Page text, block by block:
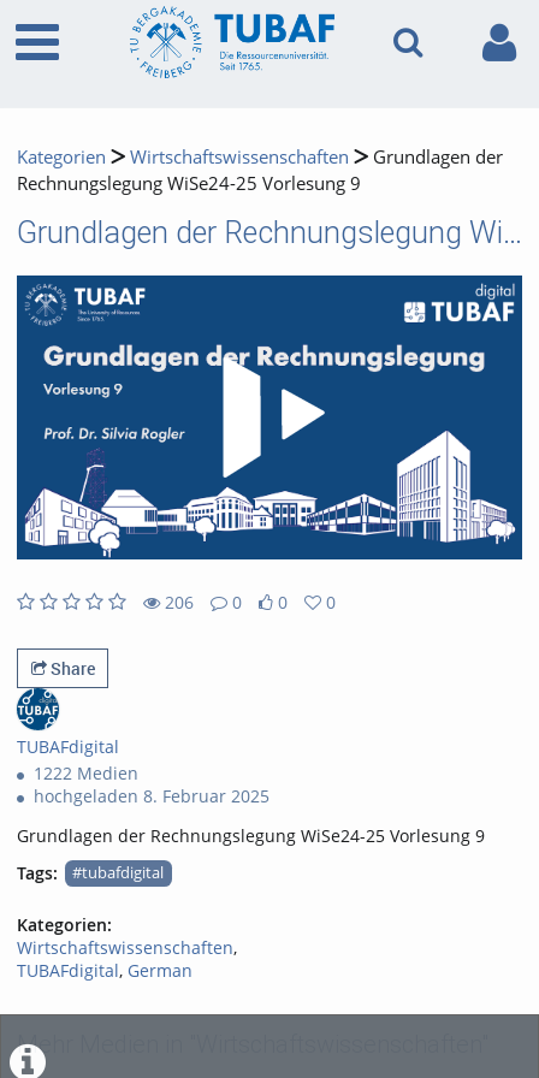
Kategorien Wirtschaftswissenschaften
Grundlagen der
Rechnungslegung WiSe24-25 Vorlesung 9
Grundlagen der Rechnungslegung WiSe24-25 Vorlesung 9
206
0
0
0
Share
TUBAFdigital
1222 Medien
hochgeladen 8. Februar 2025
Grundlagen der Rechnungslegung WiSe24-25 Vorlesung 9
Tags:
#tubafdigital
Kategorien:
Wirtschaftswissenschaften,
TUBAFdigital, German
Mehr Medien in "Wirtschaftswissenschaften"